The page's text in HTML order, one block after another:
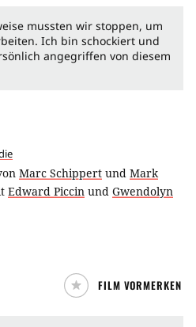
mussten wir stoppen, um
Ich bin schockiert und
angegriffen von diesem
Marc Schippert und Mark
Edward Piccin und Gwendolyn
FILM VORMERKEN